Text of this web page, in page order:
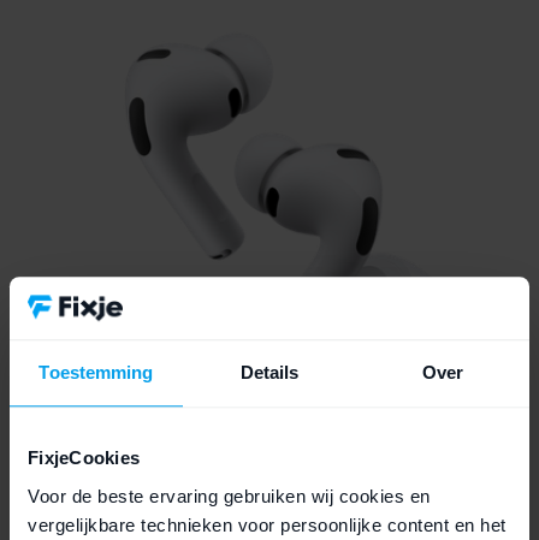
Toestemming Details Over
FixjeCookies
Voor de beste ervaring gebruiken wij cookies en
vergelijkbare technieken voor persoonlijke content en het